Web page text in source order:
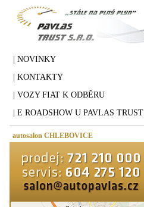
| NOVINKY
| KONTAKTY
| VOZY FIAT K ODBĚRU
| E ROADSHOW U PAVLAS TRUST
autosalon CHLEBOVICE